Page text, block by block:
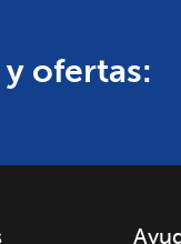
ofertas: